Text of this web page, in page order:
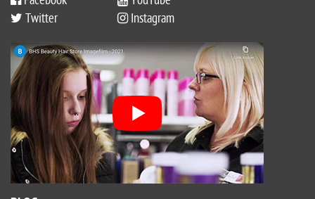
Twitter
Instagram